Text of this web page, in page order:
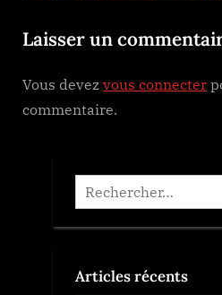
Laisser un
Vous devez vous connecter
commentaire.
Rechercher :
Articles récents